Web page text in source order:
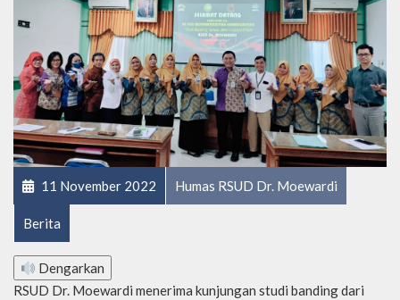
11 November 2022 Humas RSUD Dr. Moewardi
Berita
Dengarkan
RSUD Dr. Moewardi menerima kunjungan studi banding dari